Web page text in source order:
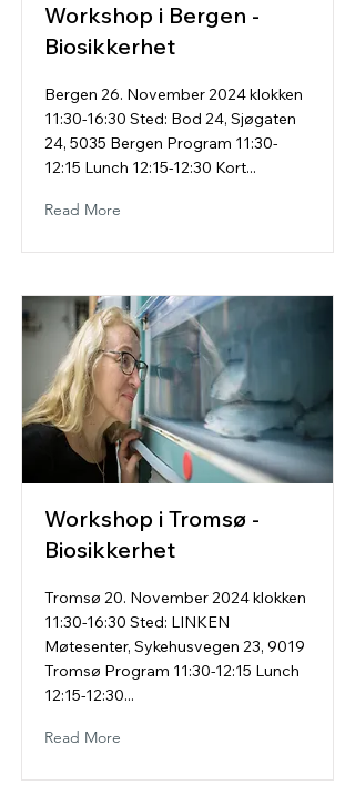
Workshop i Bergen -
Biosikkerhet
Bergen 26. November 2024 klokken
11:30-16:30 Sted: Bod 24, Sjøgaten
24, 5035 Bergen Program 11:30-
12:15 Lunch 12:15-12:30 Kort...
Read More
Workshop i Tromsø -
Biosikkerhet
Tromsø 20. November 2024 klokken
11:30-16:30 Sted: LINKEN
Møtesenter, Sykehusvegen 23, 9019
Tromsø Program 11:30-12:15 Lunch
12:15-12:30...
Read More